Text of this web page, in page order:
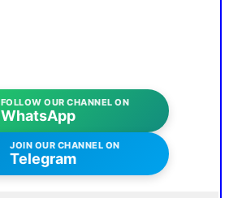
FOLLOW OUR CHANNEL ON
WhatsApp
JOIN OUR CHANNEL ON
Telegram